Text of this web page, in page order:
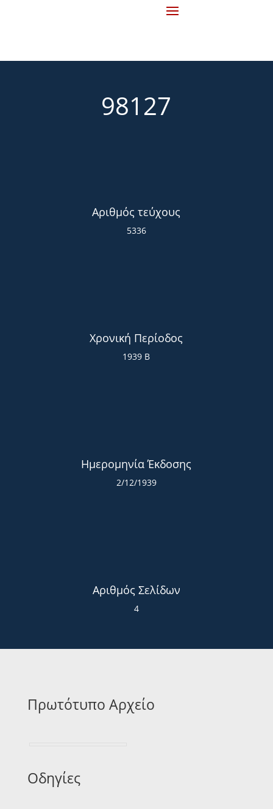
98127
Αριθμός τεύχους
5336
Χρονική Περίοδος
1939 Β
Ημερομηνία Έκδοσης
2/12/1939
Αριθμός Σελίδων
4
Πρωτότυπο Αρχείο
Οδηγίες